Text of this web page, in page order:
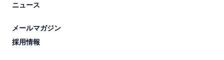
ニュース
メールマガジン
採用情報